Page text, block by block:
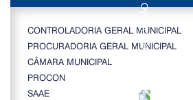
CONTROLADORIA GERAL MUNICIPAL
PROCURADORIA GERAL MUNICIPAL
CÂMARA MUNICIPAL
PROCON
SAAE